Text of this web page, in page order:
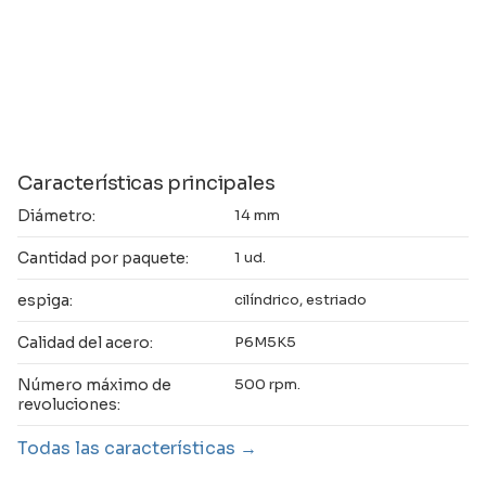
Características principales
Diámetro: 14 mm
Cantidad por paquete: 1 ud.
espiga: cilíndrico, estriado
Calidad del acero: P6M5K5
Número máximo de
revoluciones:
500 rpm.
Todas las características